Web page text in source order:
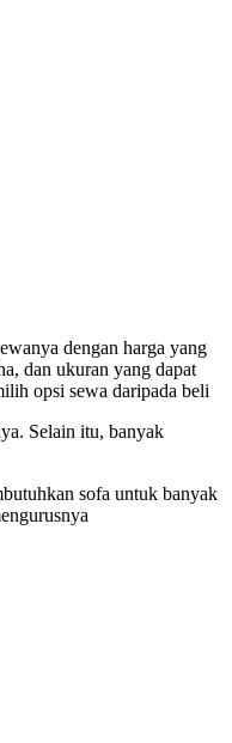
dengan harga yang
dan ukuran yang dapat
opsi sewa daripada beli
Selain itu, banyak
sofa untuk banyak